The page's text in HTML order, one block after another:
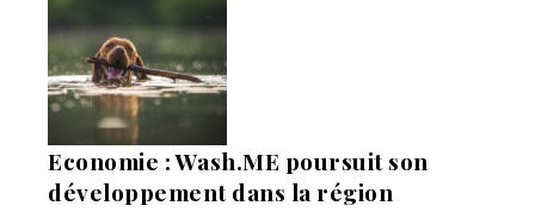
Economie : Wash.ME poursuit son
développement dans la région